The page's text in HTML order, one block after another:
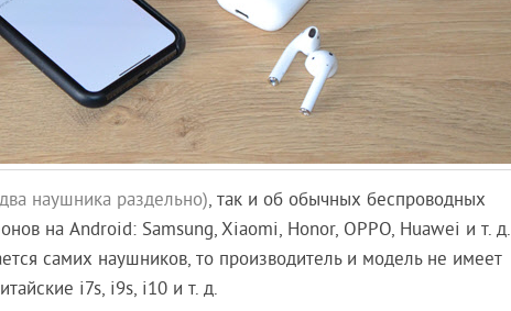
наушника раздельно), так и об обычных беспроводных
на Android: Samsung, Xiaomi, Honor, OPPO, Huawei и т. д.
самих наушников, то производитель и модель не имеет
i7s, i9s, i10 и т. д.